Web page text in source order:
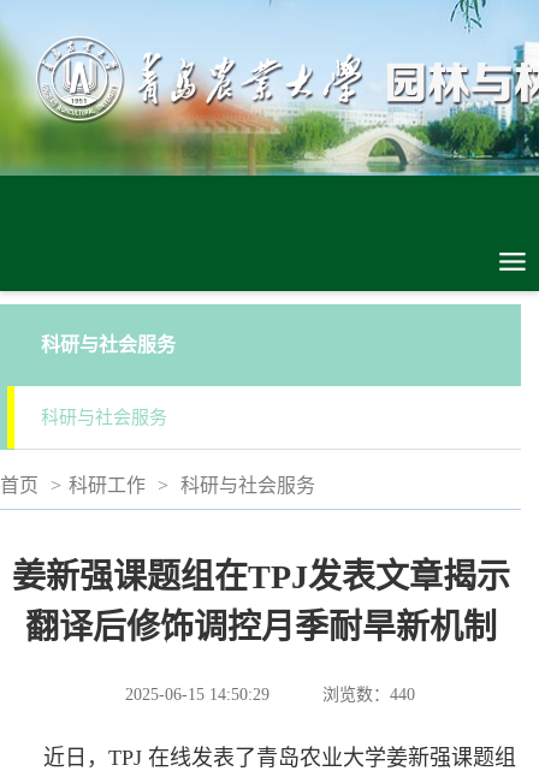
科研与社会服务
科研与社会服务
首页 > 科研工作 > 科研与社会服务
姜新强课题组在TPJ发表文章揭示
翻译后修饰调控月季耐旱新机制
2025-06-15 14:50:29 浏览数： 440
近日，TPJ 在线发表了青岛农业大学姜新强课题组